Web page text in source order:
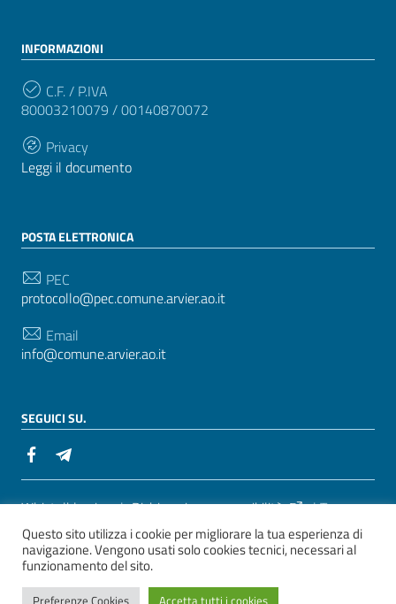
INFORMAZIONI
C.F. / P.IVA
80003210079 / 00140870072
Privacy
Leggi il documento
POSTA ELETTRONICA
PEC
protocollo@pec.comune.arvier.ao.it
Email
info@comune.arvier.ao.it
SEGUICI SU.
Sezione Link Utili
Whistelblowing | Dichiarazione accessibilità
| Tema
grafico ItaliaWP2 | Basato sul Prototipo per siti PA di
AgID
ver. 2
Questo sito utilizza i cookie per migliorare la tua esperienza di
navigazione. Vengono usati solo cookies tecnici, necessari al
funzionamento del sito.
Preferenze Cookies Accetta tutti i cookies